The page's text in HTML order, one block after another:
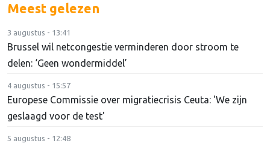
Meest gelezen
3 augustus - 13:41
Brussel wil netcongestie verminderen door stroom te
delen: ‘Geen wondermiddel’
4 augustus - 15:57
Europese Commissie over migratiecrisis Ceuta: 'We zijn
geslaagd voor de test'
5 augustus - 12:48